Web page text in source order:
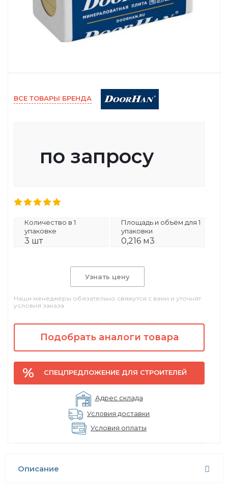
ВСЕ ТОВАРЫ БРЕНДА
по запросу
Количество в 1
упаковке
3 шт
Площадь и объём для 1
упаковки
0,216 м3
Узнать цену
Наши менеджеры обязательно свяжутся с вами и уточнят
условия заказа
Подобрать аналоги товара
СПЕЦПРЕДЛОЖЕНИЕ ДЛЯ СТРОИТЕЛЕЙ
Адрес склада
Условия доставки
Условия оплаты
Описание